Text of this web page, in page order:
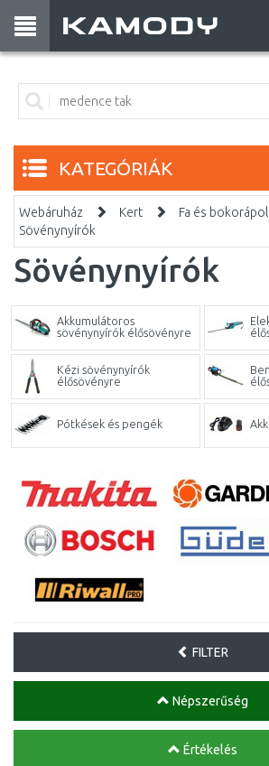
KATEGÓRIÁK
Webáruház Kert
Fa és
Sövénynyírók
Sövénynyírók
Akkumulátoros
sövénynyírók élősövényre
Kézi sövénynyírók
élősövényre
Pótkések és pengék
FILTER
Népszerűség
Értékelés